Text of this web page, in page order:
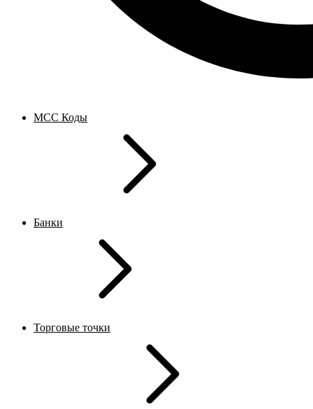
MCC Коды
Банки
Торговые точки